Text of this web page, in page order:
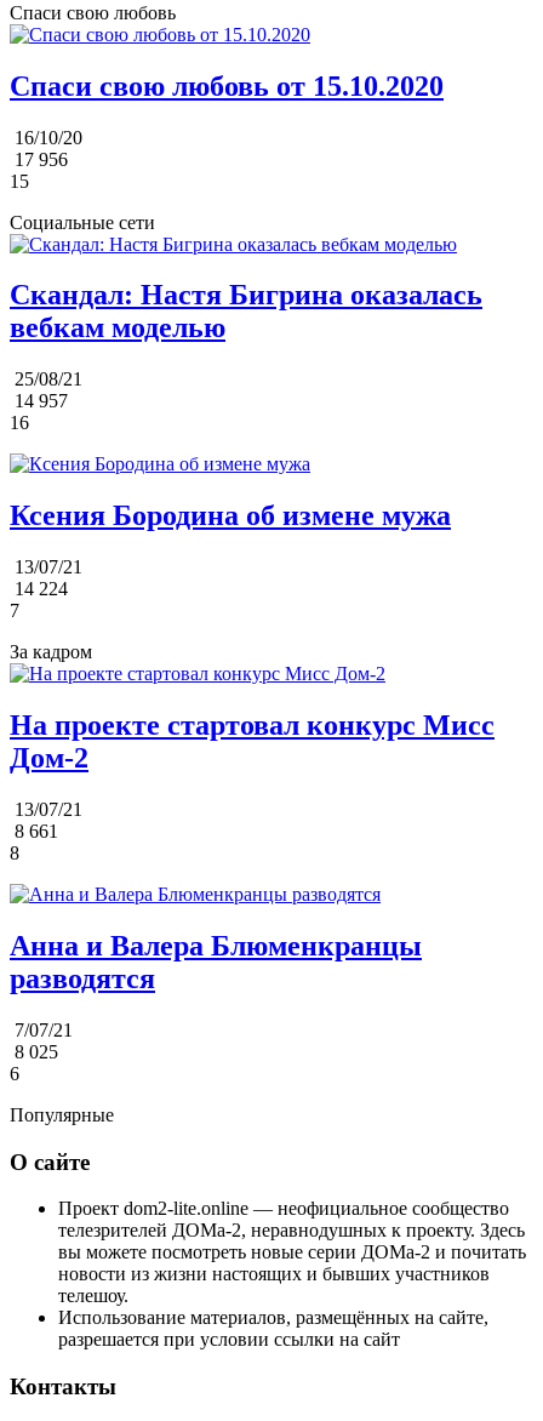
Спаси свою любовь
Спаси свою любовь от 15.10.2020
16/10/20
17 956
15
Социальные сети
Скандал: Настя Бигрина оказалась
вебкам моделью
25/08/21
14 957
16
Ксения Бородина об измене мужа
13/07/21
14 224
7
За кадром
На проекте стартовал конкурс Мисс
Дом-2
13/07/21
8 661
8
Анна и Валера Блюменкранцы
разводятся
7/07/21
8 025
6
Популярные
О сайте
Проект dom2-lite.online — неофициальное сообщество
телезрителей ДОМа-2, неравнодушных к проекту. Здесь
вы можете посмотреть новые серии ДОМа-2 и почитать
новости из жизни настоящих и бывших участников
телешоу.
Использование материалов, размещённых на сайте,
разрешается при условии ссылки на сайт
Контакты